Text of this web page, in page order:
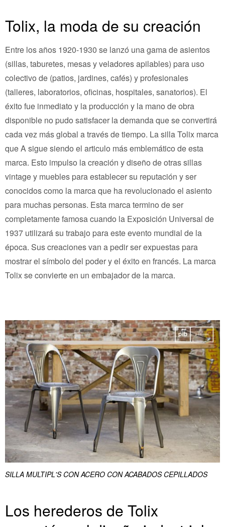
Tolix, la moda de su creación
Entre los años 1920-1930 se lanzó una gama de asientos
(sillas, taburetes, mesas y veladores apilables) para uso
colectivo de (patios, jardines, cafés) y profesionales
(talleres, laboratorios, oficinas, hospitales, sanatorios). El
éxito fue inmediato y la producción y la mano de obra
disponible no pudo satisfacer la demanda que se convertirá
cada vez más global a través de tiempo. La silla Tolix marca
que A sigue siendo el articulo más emblemático de esta
marca. Esto impulso la creación y diseño de otras sillas
vintage y muebles para establecer su reputación y ser
conocidos como la marca que ha revolucionado el asiento
para muchas personas. Esta marca termino de ser
completamente famosa cuando la Exposición Universal de
1937 utilizará su trabajo para este evento mundial de la
época. Sus creaciones van a pedir ser expuestas para
mostrar el símbolo del poder y el éxito en francés. La marca
Tolix se convierte en un embajador de la marca.
SILLA MULTIPL'S CON ACERO CON ACABADOS CEPILLADOS
Los herederos de Tolix